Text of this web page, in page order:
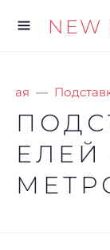
NEW
ЕЛЕЙ